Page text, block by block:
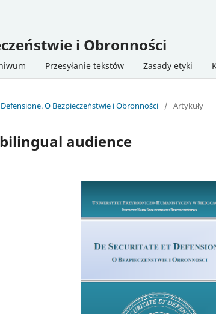
i Obronności
Przesyłanie tekstów Zasady etyki
O Bezpieczeństwie i Obronności / Artykuły
audience